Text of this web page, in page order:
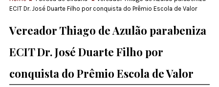
ECIT Dr. José Duarte Filho por conquista do Prêmio Escola de Valor
Vereador Thiago de Azulão parabeniza
ECIT Dr. José Duarte Filho por
conquista do Prêmio Escola de Valor